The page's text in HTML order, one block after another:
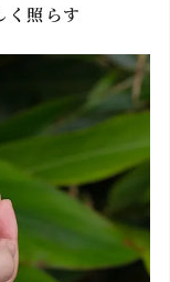
照らす